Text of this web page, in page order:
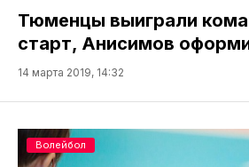
Тюменцы выиграли
старт, Анисимов
14 марта 2019, 14:32
Волейбол